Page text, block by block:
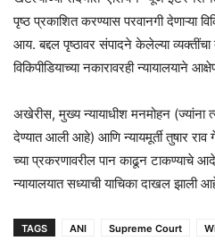
पृष्ठ प्रकाशित करण्यास परवानगी देणाऱ्या
आय. बद्दल पृष्ठावर संपादने केलेल्या
विकिपीडियाच्या नकारावरही न्यायालयाने
अखेरीस, मुख्य न्यायाधीश मनमोहन (ज्यांना
देण्यात आली आहे) आणि न्यायमूर्ती तुषार
च्या प्रकरणावरील पान काढून टाकण्याचे
न्यायालयात सध्याची याचिका दाखल झाली
TAGS ANI Supreme Court